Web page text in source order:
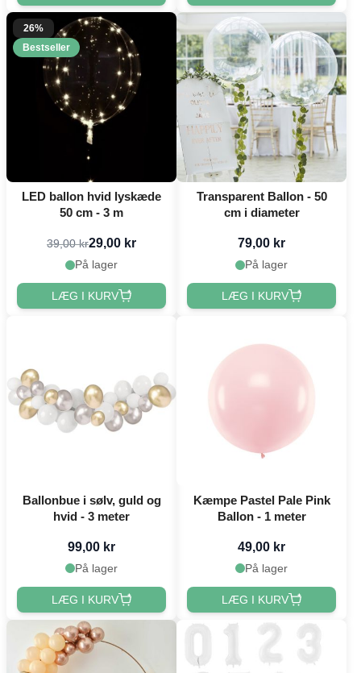
26%
Bestseller
LED ballon hvid lyskæde
50 cm - 3 m
39,00 kr29,00 kr
På lager
LÆG I KURV
Transparent Ballon - 50
cm i diameter
79,00 kr
På lager
LÆG I KURV
Ballonbue i sølv, guld og
hvid - 3 meter
99,00 kr
På lager
LÆG I KURV
Kæmpe Pastel Pale Pink
Ballon - 1 meter
49,00 kr
På lager
LÆG I KURV